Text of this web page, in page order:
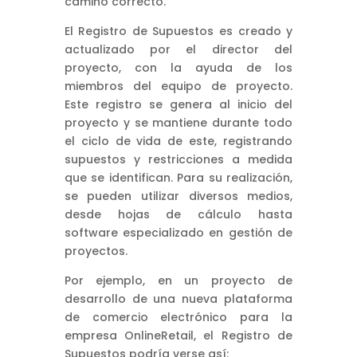
El Registro de Supuestos es creado y
actualizado por el director del
proyecto, con la ayuda de los
miembros del equipo de proyecto.
Este registro se genera al inicio del
proyecto y se mantiene durante todo
el ciclo de vida de este, registrando
supuestos y restricciones a medida
que se identifican. Para su realización,
se pueden utilizar diversos medios,
desde hojas de cálculo hasta
software especializado en gestión de
proyectos.
Por ejemplo, en un proyecto de
desarrollo de una nueva plataforma
de comercio electrónico para la
empresa OnlineRetail, el Registro de
Supuestos podría verse así: